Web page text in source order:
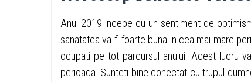
Anul 2019 incepe cu un sentiment de
sanatatea va fi foarte buna in cea mai mare
ocupati pe tot parcursul anului. Acest lucru
perioada. Sunteti bine conectat cu trupul